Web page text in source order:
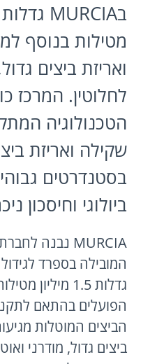
מטילות בנוסף
ואריזת ביצים
לחלוטין. המרכז
הטכנולוגיה
שקילה ואריזת
בסטנדרטים
ביולוגי וחיסכון
המובילה בספרד
הפועלים בהתאם
הביצים המוטלות
ביצים גדול, מודרני